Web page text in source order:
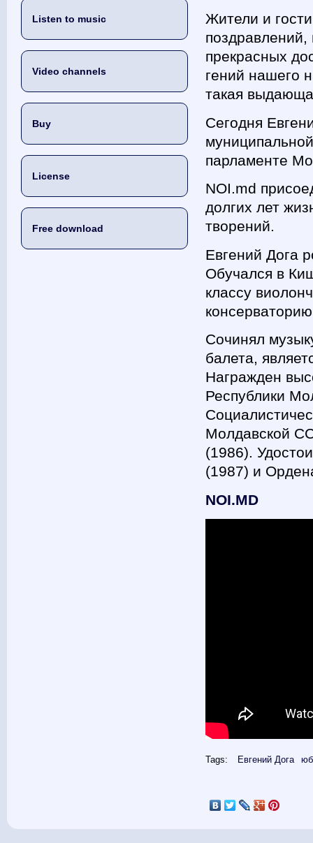
Listen to music
Video channels
Buy
License
Free download
Жители и
прекрасных
гений нашего
такая
Сегодня
парламенте
NOI.md
долгих лет
творений.
Евгений Дога
Обучался в
классу
Сочинял
балета,
Награжден
Республики
Молдавской
(1986).
(1987) и
NOI.MD
Tags: Евгений Дога